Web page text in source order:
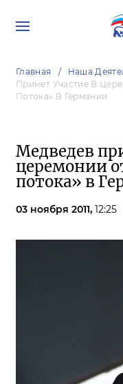
Главная Наша
Примет Участие В
Потока» В Германии
Медведев
церемонии
потока» в
03 ноября 2011, 12:25